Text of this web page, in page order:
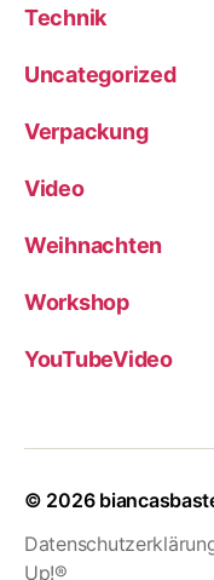
Technik
Uncategorized
Verpackung
Video
Weihnachten
Workshop
YouTubeVideo
© 2026
Up!®